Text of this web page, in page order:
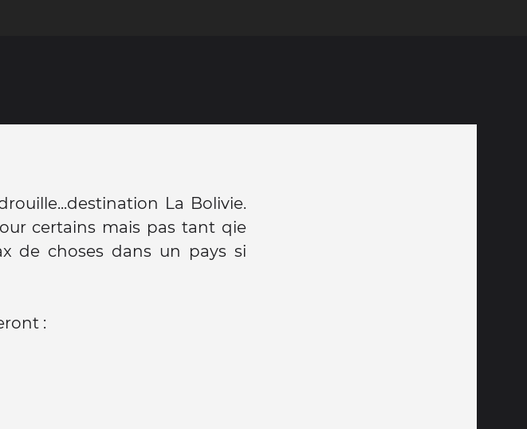
La Bolivie.
certains mais pas tant qie
de choses dans un pays si
: